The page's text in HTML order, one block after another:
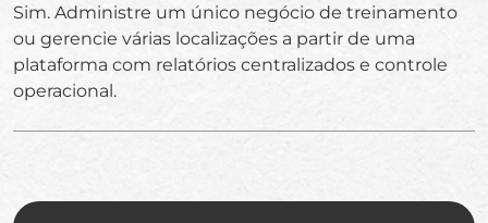
Sim. Administre um único negócio de treinamento
ou gerencie várias localizações a partir de uma
plataforma com relatórios centralizados e controle
operacional.